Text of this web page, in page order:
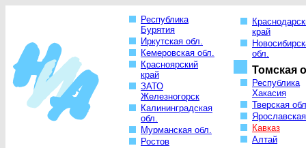
Республика
Бурятия
Иркутская обл.
Кемеровская обл.
Красноярский
край
ЗАТО
Железногорск
Калининградская
обл.
Мурманская обл.
Ростов
край
обл.
Томская
Республика
Хакасия
Тверская
Кавказ
Алтай